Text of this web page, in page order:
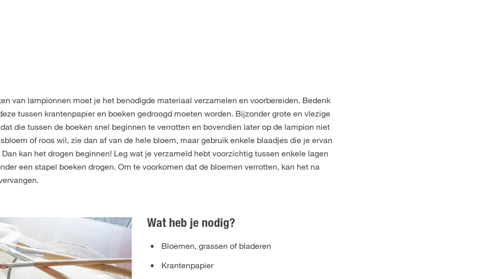
van lampionnen moet je het benodigde materiaal verzamelen en voorbereiden. Bedenk
tussen krantenpapier en boeken gedroogd moeten worden. Bijzonder grote en vlezige
die tussen de boeken snel beginnen te verrotten en bovendien later op de lampion niet
of roos wil, zie dan af van de hele bloem, maar gebruik enkele blaadjes die je ervan
kan het drogen beginnen! Leg wat je verzameld hebt voorzichtig tussen enkele lagen
een stapel boeken drogen. Om te voorkomen dat de bloemen verrotten, kan het na
Wat heb je nodig?
Bloemen, grassen of bladeren
Krantenpapier